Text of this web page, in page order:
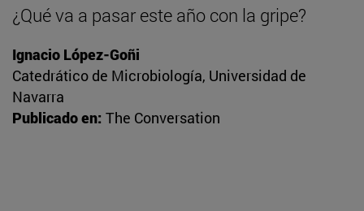
¿Qué va a pasar este año con la gripe?
Ignacio López-Goñi
Catedrático de Microbiología, Universidad de
Navarra
Publicado en: The Conversation